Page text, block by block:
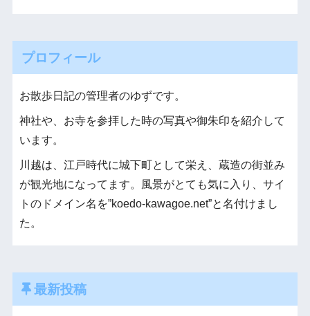
プロフィール
お散歩日記の管理者のゆずです。
神社や、お寺を参拝した時の写真や御朱印を紹介して
います。
川越は、江戸時代に城下町として栄え、蔵造の街並み
が観光地になってます。風景がとても気に入り、サイ
トのドメイン名を”koedo-kawagoe.net”と名付けまし
た。
最新投稿